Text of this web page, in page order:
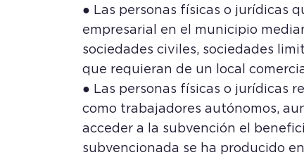
● Las personas físicas o jurídicas
empresarial en el municipio
sociedades civiles, sociedades
que requieran de un local
● Las personas físicas o jurídicas
como trabajadores autónomos,
acceder a la subvención el
subvencionada se ha producido